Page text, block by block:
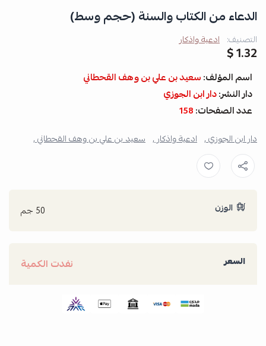
الدعاء من الكتاب والسنة (حجم وسط)
التصنيف: ادعية واذكار
1.32 $
اسم المؤلف:سعيد بن علي بن وهف القحطاني
دار النشر:دار ابن الجوزي
عدد الصفحات:158
دار ابن الجوزي , ادعية واذكار , سعيد بن علي بن وهف القحطاني ,
الوزن 50 جم
السعر نفدت الكمية